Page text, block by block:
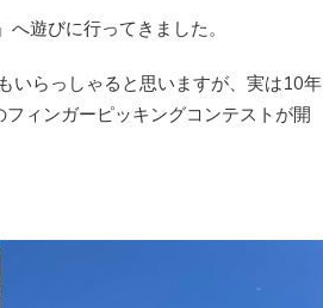
遊びに行ってきました。
いらっしゃると思いますが、実は10年
ィンガーピッキングコンテストが開